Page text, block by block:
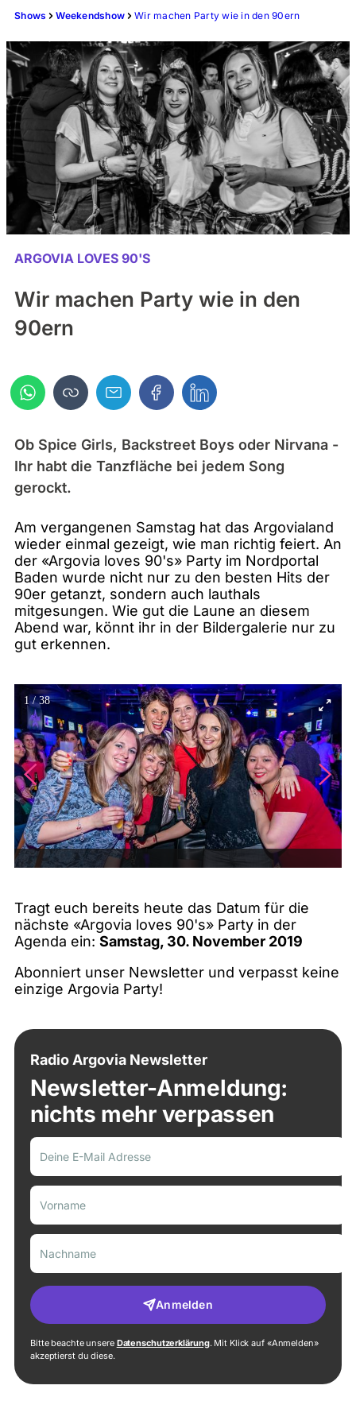
Shows Weekendshow Wir machen Party wie in den 90ern
ARGOVIA LOVES 90'S
Wir machen Party wie in den
90ern
Ob Spice Girls, Backstreet Boys oder Nirvana -
Ihr habt die Tanzfläche bei jedem Song
gerockt.
Am vergangenen Samstag hat das Argovialand
wieder einmal gezeigt, wie man richtig feiert. An
der «Argovia loves 90's» Party im Nordportal
Baden wurde nicht nur zu den besten Hits der
90er getanzt, sondern auch lauthals
mitgesungen. Wie gut die Laune an diesem
Abend war, könnt ihr in der Bildergalerie nur zu
gut erkennen.
1/38
Tragt euch bereits heute das Datum für die
nächste «Argovia loves 90's» Party in der
Agenda ein: Samstag, 30. November 2019
Abonniert unser Newsletter und verpasst keine
einzige Argovia Party!
Radio Argovia Newsletter
Newsletter-Anmeldung:
nichts mehr verpassen
Anmelden
Bitte beachte unsere Datenschutzerklärung. Mit Klick auf «Anmelden»
akzeptierst du diese.